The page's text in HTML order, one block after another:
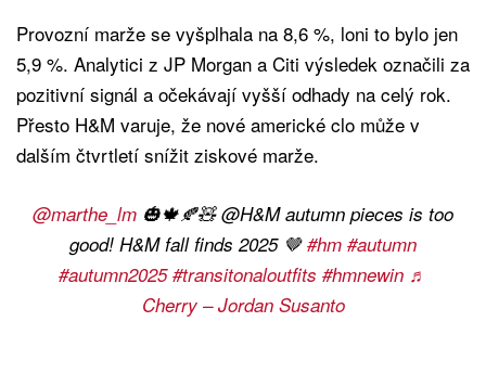
Provozní marže se vyšplhala na 8,6 %, loni to bylo jen
5,9 %. Analytici z JP Morgan a Citi výsledek označili za
pozitivní signál a očekávají vyšší odhady na celý rok.
Přesto H&M varuje, že nové americké clo může v
dalším čtvrtletí snížit ziskové marže.
@marthe_lm 🎃🍁🍂🧸 @H&M autumn pieces is too
good! H&M fall finds 2025 🤎#hm #autumn
#autumn2025 #transitonaloutfits #hmnewin ♬
Cherry – Jordan Susanto